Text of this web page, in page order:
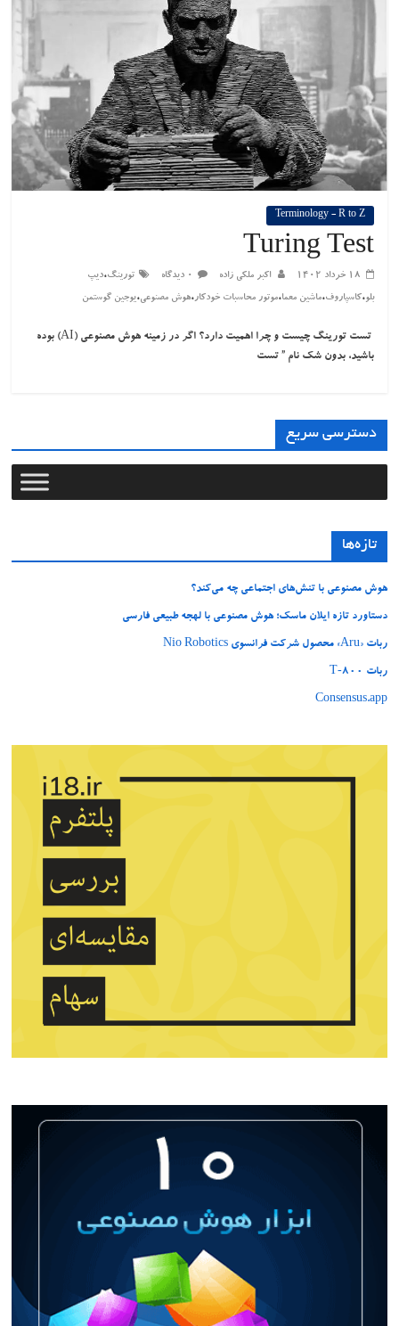
Terminology - R to Z
Turing Test
۱۸ خرداد ۱۴۰۲ اکبر ملکی زاده ۰ دیدگاه تورینگ،دیپ
بلو،کاسپاروف،ماشین معما،موتور محاسبات خودکار،هوش مصنوعی،یوجین گوستمن
تست تورینگ چیست و چرا اهمیت دارد؟ اگر در زمینه هوش مصنوعی (AI) بوده
باشید، بدون شک نام ” تست
دسترسی سریع
تازه‌ها
هوش مصنوعی با تنش‌های اجتماعی چه می‌کند؟
دستاورد تازه ایلان ماسک؛ هوش مصنوعی با لهجه طبیعی فارسی
ربات «Aru» محصول شرکت فرانسوی Nio Robotics
ربات T‑800
Consensus.app